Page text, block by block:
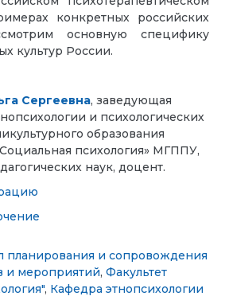
конкретных российских
основную специфику
культур России.
Сергеевна, заведующая
и психологических
образования
психология» МГППУ,
наук, доцент.
планирования и сопровождения
и мероприятий, Факультет
, Кафедра этнопсихологии